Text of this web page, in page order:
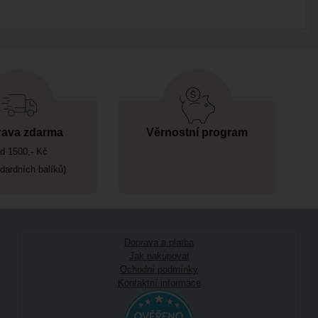
zdarma
1500,- Kč
balíků)
Věrnostní program
Doprava a platba
Jak nakupovat
Ochodní podmínky
Kontaktní informace